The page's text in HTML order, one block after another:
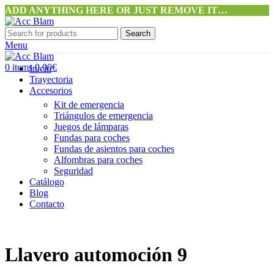
ADD ANYTHING HERE OR JUST REMOVE IT…
Search
Menu
0 items 0,00€
Inicio
Trayectoria
Accesorios
Kit de emergencia
Triángulos de emergencia
Juegos de lámparas
Fundas para coches
Fundas de asientos para coches
Alfombras para coches
Seguridad
Catálogo
Blog
Contacto
Llavero automoción 9